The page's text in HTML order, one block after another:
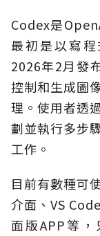
Codex是
最初是以寫
2026年2月發
控制和生成圖
理。使用者透
劃並執行多步
工作。
目前有數種可
介面、VS
面版APP等